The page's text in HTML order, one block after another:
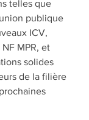
telles que
publique
ICV,
MPR, et
solides
de la filière